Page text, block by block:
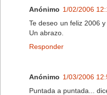
Anónimo 1/02/2006
Te deseo un feliz 2006
Un abrazo.
Responder
Anónimo 1/03/2006
Puntada a puntada...